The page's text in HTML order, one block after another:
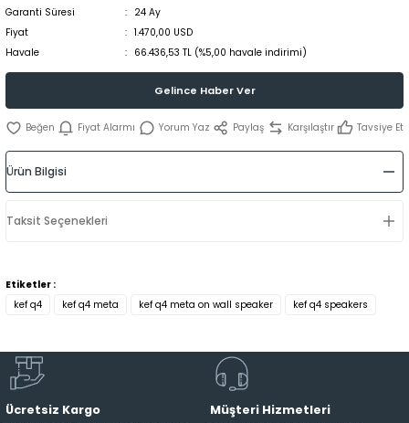
Garanti Süresi
24 Ay
Fiyat
1.470,00 USD
Havale
66.436,53 TL (%5,00 havale indirimi)
Gelince Haber Ver
Fiyat Alarmı Yorum Yaz Paylaş Karşılaştır Tavsiye Et
Ürün Bilgisi
Taksit Seçenekleri
Etiketler :
kef q4
kef q4 meta kef q4 meta on wall speaker kef q4 speakers
Ücretsiz Kargo Müşteri Hizmetleri